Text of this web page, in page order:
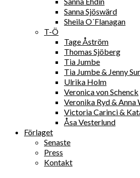
Sanna Sjöswärd
Sheila O´Flanagan
T-Ö
Tage Åström
Thomas Sjöberg
Tia Jumbe
Tia Jumbe & Jenny
Ulrika Holm
Veronica von Schenck
Veronika Ryd &
Victoria Carinci &
Åsa Vesterlund
Förlaget
Senaste
Press
Kontakt